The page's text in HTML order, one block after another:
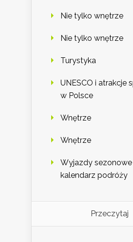
Nie tylko wnętrze
Nie tylko wnętrze
Turystyka
UNESCO i atrakcje
w Polsce
Wnętrze
Wnętrze
Wyjazdy sezonowe
kalendarz podróży
Przeczytaj